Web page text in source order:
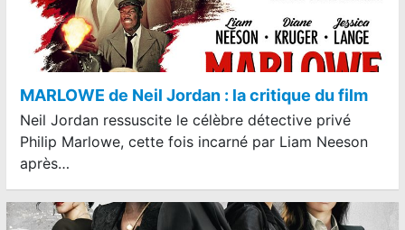
MARLOWE de Neil Jordan : la critique du film
Neil Jordan ressuscite le célèbre détective privé
Philip Marlowe, cette fois incarné par Liam Neeson
après…